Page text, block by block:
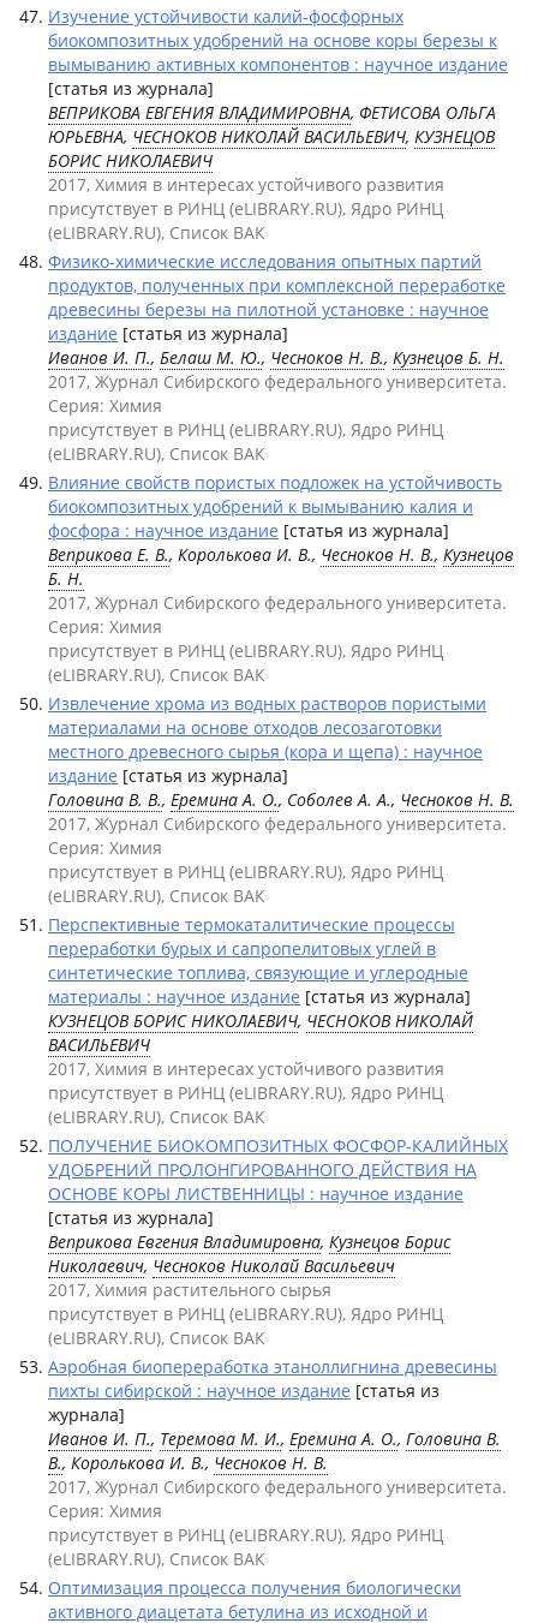
Изучение устойчивости калий-фосфорных
биокомпозитных удобрений на основе коры березы к
вымыванию активных компонентов : научное издание
[статья из журнала]
ВЕПРИКОВА ЕВГЕНИЯ ВЛАДИМИРОВНА, ФЕТИСОВА ОЛЬГА
ЮРЬЕВНА, ЧЕСНОКОВ НИКОЛАЙ ВАСИЛЬЕВИЧ, КУЗНЕЦОВ
БОРИС НИКОЛАЕВИЧ
2017, Химия в интересах устойчивого развития
присутствует в РИНЦ (eLIBRARY.RU), Ядро РИНЦ
(eLIBRARY.RU), Список ВАК
Физико-химические исследования опытных партий
продуктов, полученных при комплексной переработке
древесины березы на пилотной установке : научное
издание [статья из журнала]
Иванов И. П., Белаш М. Ю., Чесноков Н. В., Кузнецов Б. Н.
2017, Журнал Сибирского федерального университета.
Серия: Химия
присутствует в РИНЦ (eLIBRARY.RU), Ядро РИНЦ
(eLIBRARY.RU), Список ВАК
Влияние свойств пористых подложек на устойчивость
биокомпозитных удобрений к вымыванию калия и
фосфора : научное издание [статья из журнала]
Веприкова Е. В., Королькова И. В., Чесноков Н. В., Кузнецов
Б. Н.
2017, Журнал Сибирского федерального университета.
Серия: Химия
присутствует в РИНЦ (eLIBRARY.RU), Ядро РИНЦ
(eLIBRARY.RU), Список ВАК
Извлечение хрома из водных растворов пористыми
материалами на основе отходов лесозаготовки
местного древесного сырья (кора и щепа) : научное
издание [статья из журнала]
Головина В. В., Еремина А. О., Соболев А. А., Чесноков Н. В.
2017, Журнал Сибирского федерального университета.
Серия: Химия
присутствует в РИНЦ (eLIBRARY.RU), Ядро РИНЦ
(eLIBRARY.RU), Список ВАК
Перспективные термокаталитические процессы
переработки бурых и сапропелитовых углей в
синтетические топлива, связующие и углеродные
материалы : научное издание [статья из журнала]
КУЗНЕЦОВ БОРИС НИКОЛАЕВИЧ, ЧЕСНОКОВ НИКОЛАЙ
ВАСИЛЬЕВИЧ
2017, Химия в интересах устойчивого развития
присутствует в РИНЦ (eLIBRARY.RU), Ядро РИНЦ
(eLIBRARY.RU), Список ВАК
ПОЛУЧЕНИЕ БИОКОМПОЗИТНЫХ ФОСФОР-КАЛИЙНЫХ
УДОБРЕНИЙ ПРОЛОНГИРОВАННОГО ДЕЙСТВИЯ НА
ОСНОВЕ КОРЫ ЛИСТВЕННИЦЫ : научное издание
[статья из журнала]
Веприкова Евгения Владимировна, Кузнецов Борис
Николаевич, Чесноков Николай Васильевич
2017, Химия растительного сырья
присутствует в РИНЦ (eLIBRARY.RU), Ядро РИНЦ
(eLIBRARY.RU), Список ВАК
Аэробная биопереработка этаноллигнина древесины
пихты сибирской : научное издание [статья из
журнала]
Иванов И. П., Теремова М. И., Еремина А. О., Головина В.
В., Королькова И. В., Чесноков Н. В.
2017, Журнал Сибирского федерального университета.
Серия: Химия
присутствует в РИНЦ (eLIBRARY.RU), Ядро РИНЦ
(eLIBRARY.RU), Список ВАК
Оптимизация процесса получения биологически
активного диацетата бетулина из исходной и